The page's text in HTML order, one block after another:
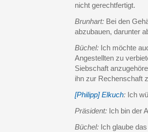
nicht gerechtfertigt.
Brunhart: Bei den
abzubauen, darunter
Büchel: Ich möchte
Angestellten zu
Siebschaft
ihn zur Rechenschaft
[Philipp] Elkuch: Ich
Präsident: Ich bin der
Büchel: Ich glaube